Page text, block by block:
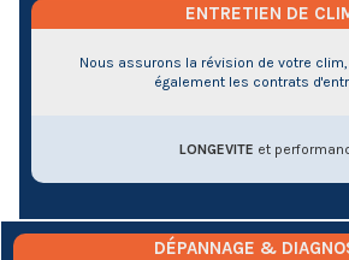
ENTRETIEN DE
Nous assurons la révision de votre
également les contrats
LONGEVITE et
DÉPANNAGE &